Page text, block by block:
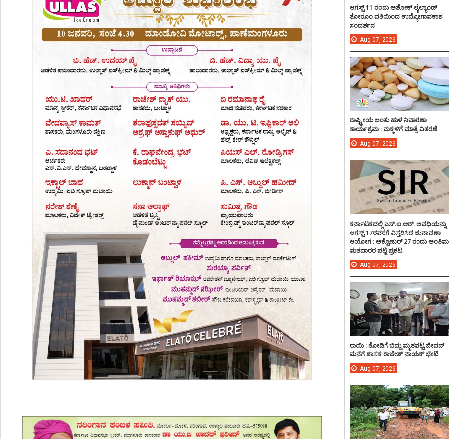
ಆಗಸ್ಟ್ 11 ರಂದು ಅಶೋಕ್ ಲೈಲ್ಯಾಂಡ್
ಶೋರೂಂ ವತಿಯಿಂದ ಉದ್ಯೋಗಾವಕಾಶ
ಸಂದರ್ಶನ
Aug 07, 2026
ರಾಷ್ಟ್ರೀಯ ಜಂತು ಹುಳ ನಿವಾರಣಾ
ಕಾರ್ಯಕ್ರಮ : ಮಕ್ಕಳಿಗೆ ಮಾತ್ರೆ ವಿತರಣೆ
Aug 07, 2026
ಕರ್ನಾಟಕದಲ್ಲಿ ಎಸ್.ಐ.ಆರ್. ಅವಧಿಯನ್ನು
ಆಗಸ್ಟ್ 17ರವರೆಗೆ ವಿಸ್ತರಿಸಿದ ಚುನಾವಣಾ
ಆಯೋಗ : ಅಕ್ಟೋಬರ್ 27 ರಂದು ಅಂತಿಮ
ಮತದಾರರ ಪಟ್ಟಿ ಪ್ರಕಟ
Aug 07, 2026
ರಾಯಿ : ತೋಡಿಗೆ ಬಿದ್ದು ಮೃತಪಟ್ಟ ಜೀವನ್
ಮನೆಗೆ ಶಾಸಕ ರಾಜೇಶ್ ನಾಯಕ್ ಭೇಟಿ
Aug 07, 2026